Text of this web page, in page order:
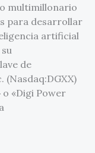
multimillonario
para desarrollar
artificial
de
o «Digi Power